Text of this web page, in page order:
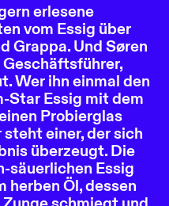
erlesene
vom Essig über
Grappa. Und Søren
Wer ihn einmal den
Star Essig mit dem
Probierglas
einer, der sich
überzeugt. Die
säuerlichen Essig
herben Öl, dessen